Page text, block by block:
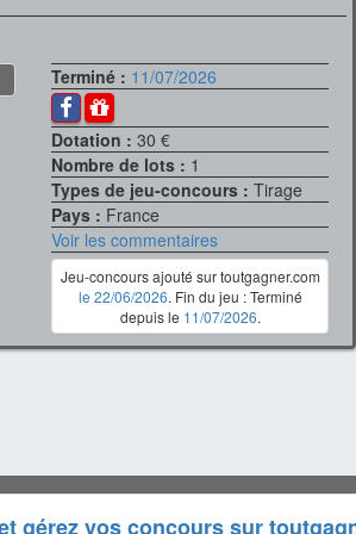
Terminé : 11/07/2026
Dotation :30 €
Nombre de lots : 1
Types de jeu-concours :Tirage
Pays : France
Voir les commentaires
Jeu-concours ajouté sur toutgagner.com
le 22/06/2026. Fin du jeu : Terminé
depuis le 11/07/2026.
gérez vos concours sur